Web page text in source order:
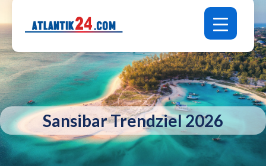
Sansibar Trendziel 2026